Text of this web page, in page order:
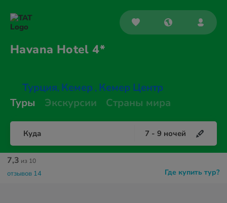
Havana Hotel 4*
Турция, Кемер , Кемер Центр
Туры
Экскурсии Страны мира
Куда 7 - 9 ночей
Где купить тур?
7,3 из 10
отзывов 14